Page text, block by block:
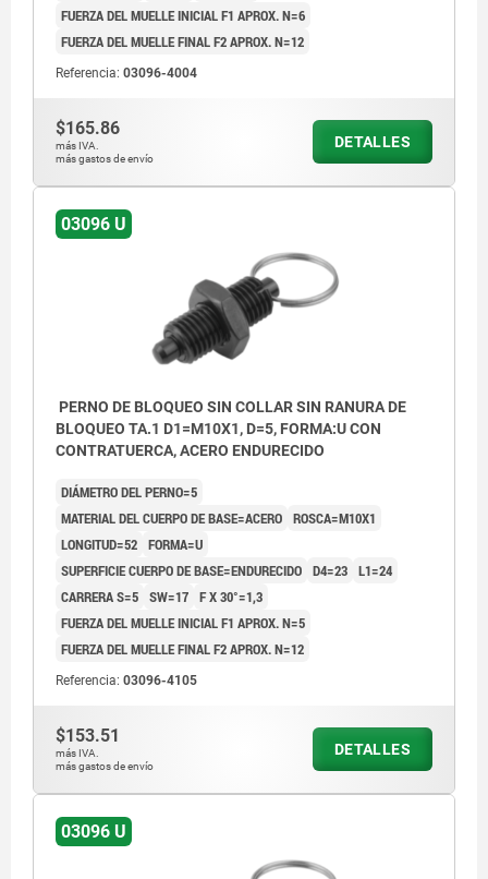
FUERZA DEL MUELLE INICIAL F1 APROX. N=6
FUERZA DEL MUELLE FINAL F2 APROX. N=12
Referencia: 03096-4004
$165.86
más IVA.
más gastos de envío
DETALLES
03096 U
PERNO DE BLOQUEO SIN COLLAR SIN RANURA DE
BLOQUEO TA.1 D1=M10X1, D=5, FORMA:U CON
CONTRATUERCA, ACERO ENDURECIDO
DIÁMETRO DEL PERNO=5
MATERIAL DEL CUERPO DE BASE=ACERO ROSCA=M10X1
LONGITUD=52 FORMA=U
SUPERFICIE CUERPO DE BASE=ENDURECIDO D4=23 L1=24
CARRERA S=5 SW=17 F X 30°=1,3
FUERZA DEL MUELLE INICIAL F1 APROX. N=5
FUERZA DEL MUELLE FINAL F2 APROX. N=12
Referencia: 03096-4105
$153.51
más IVA.
más gastos de envío
DETALLES
03096 U